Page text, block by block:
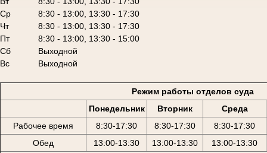
Ср
8:30 - 13:00, 13:30 - 17:30
Чт
8:30 - 13:00, 13:30 - 17:30
Пт
8:30 - 13:00, 13:30 - 15:00
Сб
Выходной
Вс
Выходной
Режим работы отделов суда
Понедельник
Вторник
Среда
Рабочее время
8:30-17:30 8:30-17:30
8:30-17:30
Обед
13:00-13:30 13:00-13:30
13:00-13:30